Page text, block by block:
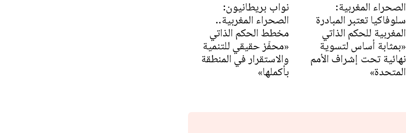
الصحراء المغربية:
سلوفاكيا تعتبر المبادرة
المغربية للحكم الذاتي
«بمثابة أساس لتسوية
نهائية تحت إشراف الأمم
المتحدة»
نواب بريطانيون:
الصحراء المغربية..
مخطط الحكم الذاتي
«محفّز حقيقي للتنمية
والاستقرار في المنطقة
بأكملها»